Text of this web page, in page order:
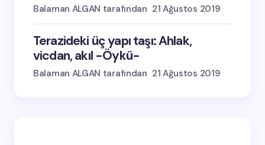
Balaman ALGAN tarafından 21 Ağustos 2019
Terazideki üç yapı taşı: Ahlak,
vicdan, akıl -Öykü-
Balaman ALGAN tarafından 21 Ağustos 2019